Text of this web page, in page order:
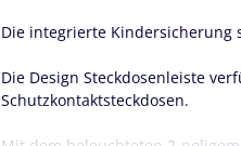
Die integrierte Kindersicherung
Die Design Steckdosenleiste
Schutzkontaktsteckdosen.